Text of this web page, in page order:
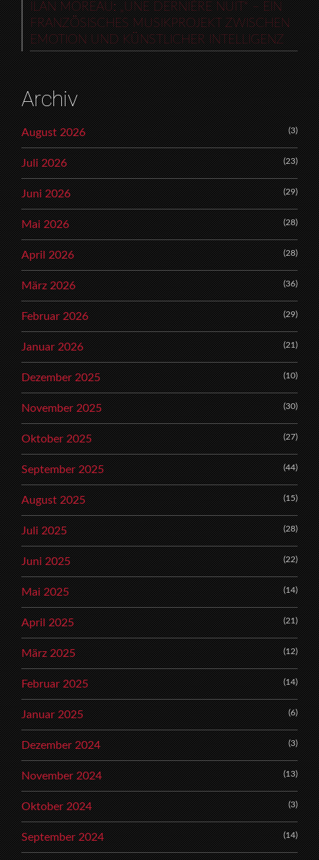
ILAN MOREAU: „UNE DERNIÈRE NUIT“ – EIN
FRANZÖSISCHES MUSIKPROJEKT ZWISCHEN
EMOTION UND KÜNSTLICHER INTELLIGENZ
Archiv
August 2026 (3)
Juli 2026 (23)
Juni 2026 (29)
Mai 2026 (28)
April 2026 (28)
März 2026 (36)
Februar 2026 (29)
Januar 2026 (21)
Dezember 2025 (10)
November 2025 (30)
Oktober 2025 (27)
September 2025 (44)
August 2025 (15)
Juli 2025 (28)
Juni 2025 (22)
Mai 2025 (14)
April 2025 (21)
März 2025 (12)
Februar 2025 (14)
Januar 2025 (6)
Dezember 2024 (3)
November 2024 (13)
Oktober 2024 (3)
September 2024 (14)